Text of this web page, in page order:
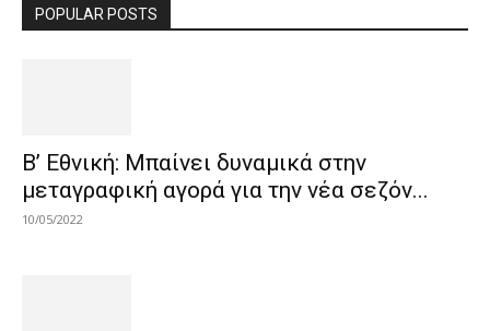
POPULAR POSTS
Β’ Εθνική: Μπαίνει δυναμικά στην
μεταγραφική αγορά για την νέα σεζόν...
10/05/2022